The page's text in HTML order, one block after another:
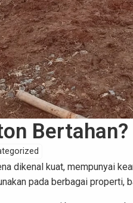
Bertahan?
dikenal kuat, mempunyai
pada berbagai properti,